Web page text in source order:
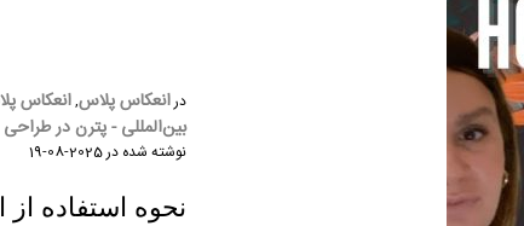
درانعکاس پلاس,انعکاس
بین‌المللی - پترن در
نوشته شده در2025-08-19
نحوه استفاده